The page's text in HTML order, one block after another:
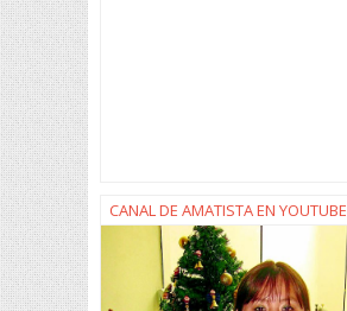
CANAL DE AMATISTA EN YOUTUBE